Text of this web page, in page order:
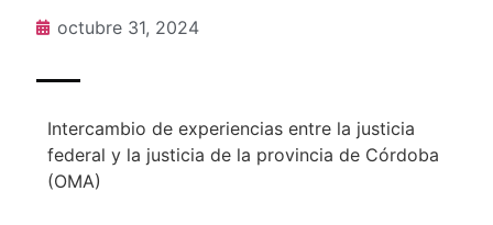
octubre 31, 2024
Intercambio de experiencias entre la justicia
federal y la justicia de la provincia de Córdoba
(OMA)